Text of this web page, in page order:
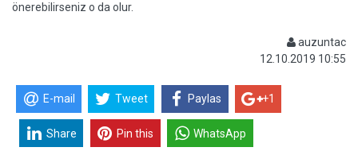
önerebilirseniz o da olur.
auzuntac
12.10.2019 10:55
E-mail Tweet Paylas +1
Share Pin this WhatsApp